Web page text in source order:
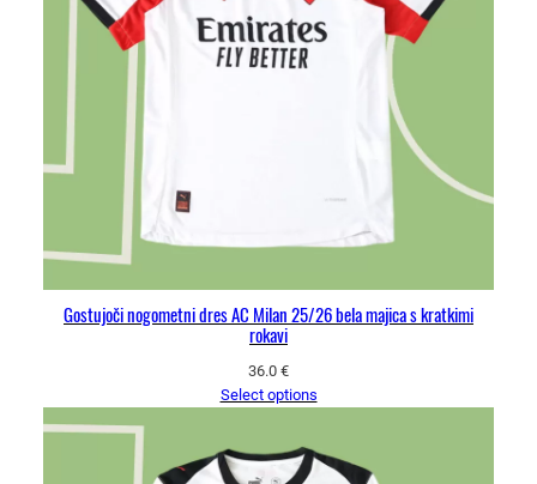
Gostujoči nogometni dres AC Milan 25/26 bela majica s kratkimi
rokavi
36.0 €
Select options